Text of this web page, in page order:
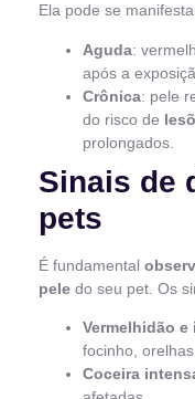
Ela pode se
Aguda:
após a
Crônica: pele
do risco de
prolongados.
Sinais de
pets
É fundamental
pele do seu pet. Os
Vermelhidão e
focinho,
Coceira